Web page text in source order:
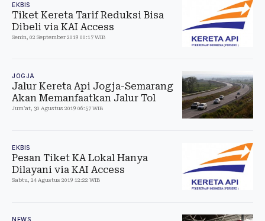
EKBIS
Tiket Kereta Tarif Reduksi Bisa
Dibeli via KAI Access
Senin, 02 September 2019 00:17 WIB
JOGJA
Jalur Kereta Api Jogja-Semarang
Akan Memanfaatkan Jalur Tol
Jum'at, 30 Agustus 2019 06:57 WIB
EKBIS
Pesan Tiket KA Lokal Hanya
Dilayani via KAI Access
Sabtu, 24 Agustus 2019 12:22 WIB
NEWS